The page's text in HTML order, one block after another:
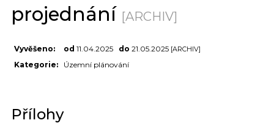
projednání [ARCHIV]
Vyvěšeno: od 11.04.2025 do 21.05.2025 [ARCHIV]
Kategorie: Územní plánování
Přílohy